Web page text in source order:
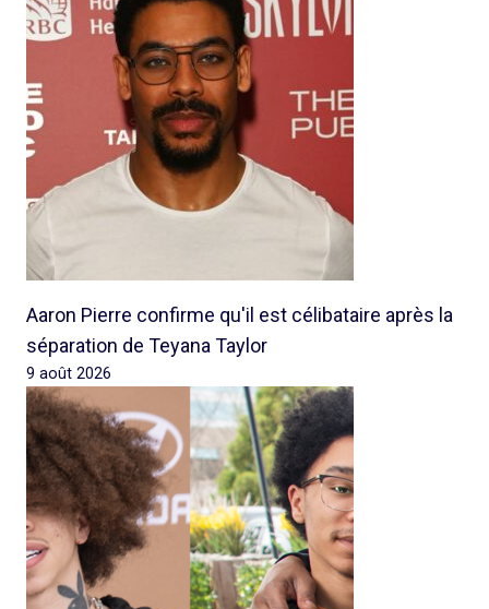
Aaron Pierre confirme qu'il est célibataire après la
séparation de Teyana Taylor
9 août 2026